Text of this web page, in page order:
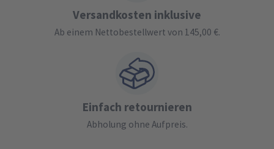
Versandkosten inklusive
Ab einem Nettobestellwert von 145,00 €.
Einfach retournieren
Abholung ohne Aufpreis.